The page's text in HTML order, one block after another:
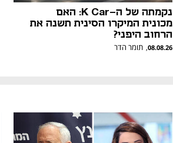
נקמתה של ה-K Car: האם
מכונית המיקרו הסינית תשנה את
הרחוב היפני?
08.08.26
, תומר הדר